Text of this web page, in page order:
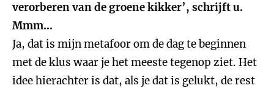
verorberen van de groene kikker’, schrijft u.
Mmm...
Ja, dat is mijn metafoor om de dag te beginnen
met de klus waar je het meeste tegenop ziet. Het
idee hierachter is dat, als je dat is gelukt, de rest